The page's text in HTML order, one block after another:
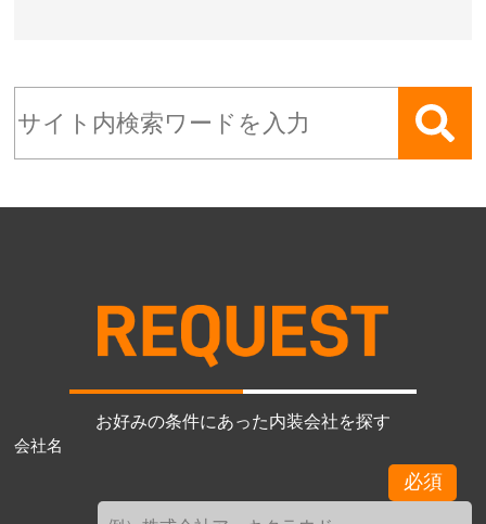
お好みの条件にあった内装会社を探す
会社名
必須